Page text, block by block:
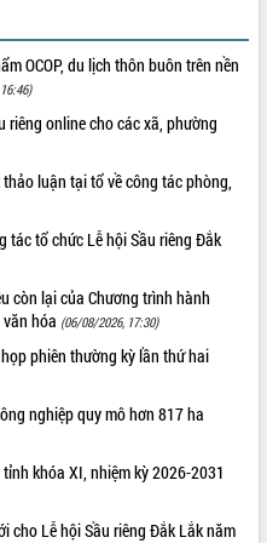
OCOP, du lịch thôn buôn trên nền
riêng online cho các xã, phường
luận tại tổ về công tác phòng,
tác tổ chức Lễ hội Sầu riêng Đắk
còn lại của Chương trình hành
hóa (06/08/2026, 17:30)
phiên thường kỳ lần thứ hai
nghiệp quy mô hơn 817 ha
khóa XI, nhiệm kỳ 2026-2031
cho Lễ hội Sầu riêng Đắk Lắk năm